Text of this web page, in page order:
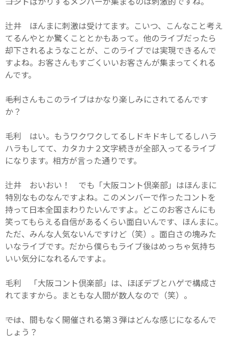
辻井 ほんまに刺激は受けてます。こいつ、こんなこと考え
てるんやとか驚くこととかもあって。他のライブだったら
却下されるようなことが、このライブでは実現できるんで
すよね。お客さんもすごくいいお客さんが集まってくれる
んです。
――毛利さんもこのライブはかなり楽しみにされてるんです
か？
毛利 はい。もうワクワクしてるしドキドキしてるしハラ
ハラもしてて、カタカナ２文字続きが全部入ってるライブ
になります。相方が言った通りです。
辻井 おいおい！ でも「大阪コント倶楽部」はほんまに
特別なものなんですよね。このメンバーで作ったコントを
持って日本全国まわりたいんですよ。どこのお客さんにも
笑ってもらえる自信があるくらい面白いんです、ほんまに。
ただ、みんな人気ないんですけど（笑）。面白さの塊みた
いなライブです。だから僕らもライブ後はめっちゃ気持ち
いい気分になれるんですよ。
毛利 「大阪コント倶楽部」は、ほぼデブとハゲで構成さ
れてますから。まともな人間が数人なので（笑）。
――では、間もなく開催される第３弾はどんな感じになるんで
しょう？